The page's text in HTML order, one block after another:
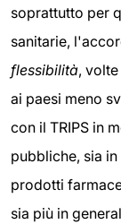
soprattutto per
sanitarie,
flessibilità,
ai paesi meno
con il TRIPS in
pubbliche, sia
prodotti
sia più in